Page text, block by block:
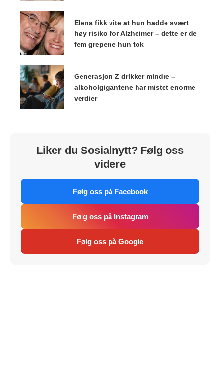
Elena fikk vite at hun hadde svært
høy risiko for Alzheimer – dette er de
fem grepene hun tok
Generasjon Z drikker mindre –
alkoholgigantene har mistet enorme
verdier
Liker du Sosialnytt? Følg oss
videre
Følg oss på Facebook
Følg oss på Instagram
Følg oss på Google